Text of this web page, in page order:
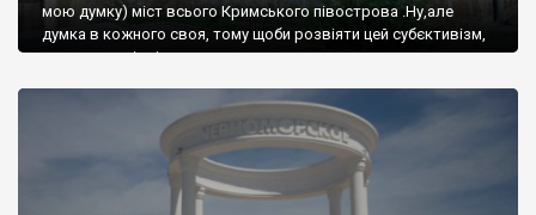
мою думку) міст всього Кримського півострова .Ну,але
думка в кожного своя, тому щоби розвіяти цей субєктивізм,
запрошую відвідати це